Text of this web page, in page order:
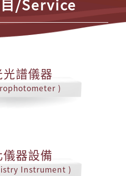
/Service
譜儀器
)
器設備
Instrument )